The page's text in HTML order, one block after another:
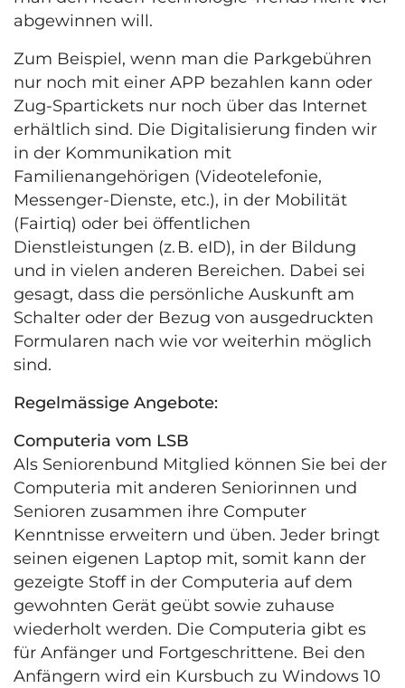
abgewinnen will.
Zum Beispiel, wenn man die Parkgebühren
nur noch mit einer APP bezahlen kann oder
Zug-Spartickets nur noch über das Internet
erhältlich sind. Die Digitalisierung finden wir
in der Kommunikation mit
Familienangehörigen (Videotelefonie,
Messenger-Dienste, etc.), in der Mobilität
(Fairtiq) oder bei öffentlichen
Dienstleistungen (z. B. eID), in der Bildung
und in vielen anderen Bereichen. Dabei sei
gesagt, dass die persönliche Auskunft am
Schalter oder der Bezug von ausgedruckten
Formularen nach wie vor weiterhin möglich
sind.
Regelmässige Angebote:
Computeria vom LSB
Als Seniorenbund Mitglied können Sie bei der
Computeria mit anderen Seniorinnen und
Senioren zusammen ihre Computer
Kenntnisse erweitern und üben. Jeder bringt
seinen eigenen Laptop mit, somit kann der
gezeigte Stoff in der Computeria auf dem
gewohnten Gerät geübt sowie zuhause
wiederholt werden. Die Computeria gibt es
für Anfänger und Fortgeschrittene. Bei den
Anfängern wird ein Kursbuch zu Windows 10